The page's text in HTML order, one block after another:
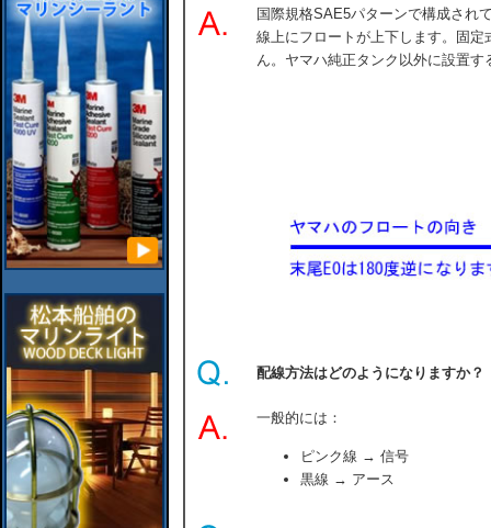
国際規格SAE5パターンで構成され
線上にフロートが上下します。固
ん。ヤマハ純正タンク以外に設置
配線方法はどのようになりますか？
一般的には：
ピンク線 → 信号
黒線 → アース